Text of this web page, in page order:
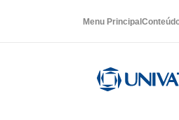
Menu Principal